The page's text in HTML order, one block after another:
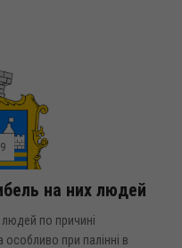
на них людей
по причині
при палінні в